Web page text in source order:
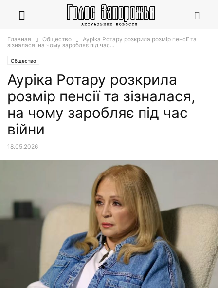
Главная Общество
Ауріка Ротару розкрила розмір пенсії та
зізналася, на чому заробляє під час...
Общество
Ауріка Ротару розкрила
розмір пенсії та зізналася,
на чому заробляє під час
війни
18.05.2026